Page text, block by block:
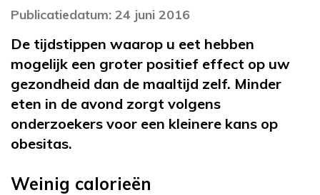
Publicatiedatum: 24 juni 2016
De tijdstippen waarop u eet hebben
mogelijk een groter positief effect op uw
gezondheid dan de maaltijd zelf. Minder
eten in de avond zorgt volgens
onderzoekers voor een kleinere kans op
obesitas.
Weinig calorieën